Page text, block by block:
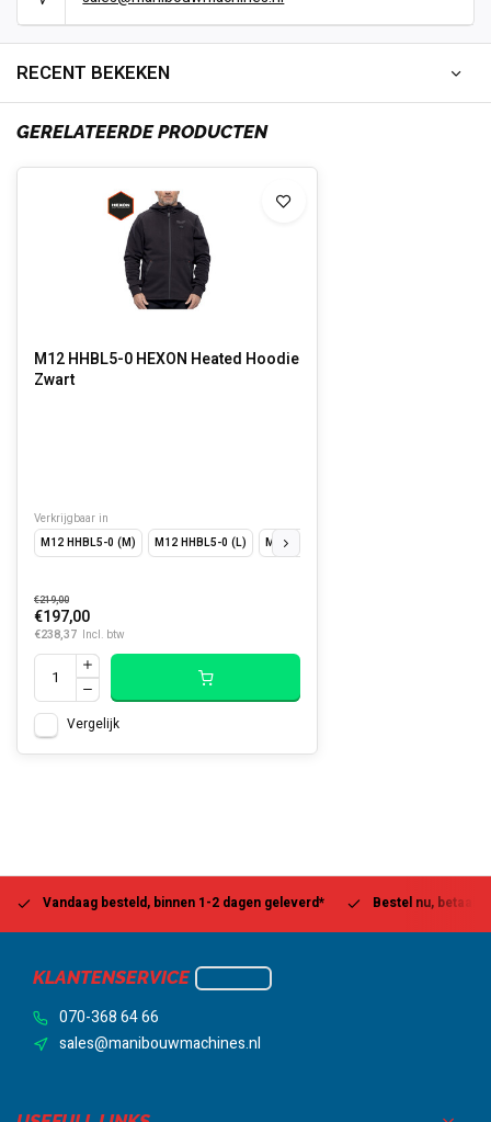
RECENT BEKEKEN
GERELATEERDE PRODUCTEN
M12 HHBL5-0 HEXON Heated Hoodie
Zwart
Verkrijgbaar in
M12 HHBL5-0 (M)
M12 HHBL5-0 (L) M12 HPVLBL3-0 (S)
€219,00
€197,00
€238,37 Incl. btw
Vergelijk
Vandaag besteld, binnen 1-2 dagen geleverd* Bestel nu, betaal
KLANTENSERVICE
070-368 64 66
sales@manibouwmachines.nl